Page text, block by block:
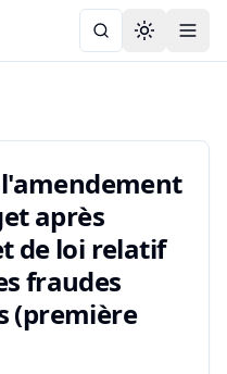
Toggle
après
de loi relatif
fraudes
(première